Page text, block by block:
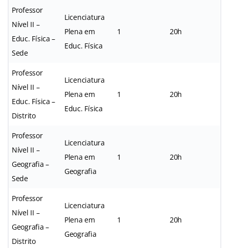
Professor
Nível II –
Educ. Física –
Sede
Licenciatura
Plena em
Educ. Física
1 20h
Professor
Nível II –
Educ. Física –
Distrito
Licenciatura
Plena em
Educ. Física
1 20h
Professor
Nível II –
Geografia –
Sede
Licenciatura
Plena em
Geografia
1 20h
Professor
Nível II –
Geografia –
Distrito
Licenciatura
Plena em
Geografia
1 20h